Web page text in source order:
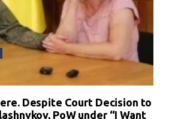
Despite Court Decision to
PoW under “I Want